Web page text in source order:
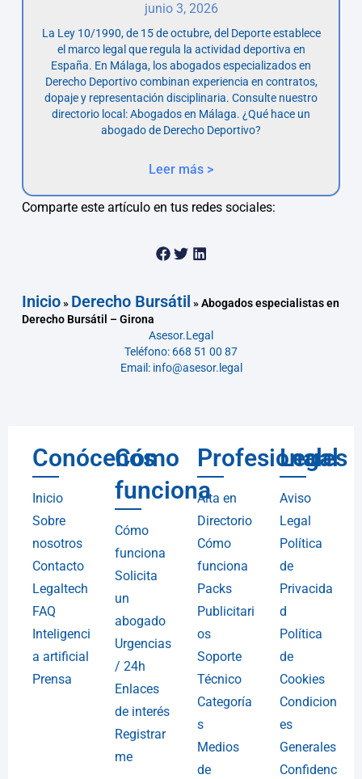
junio 3, 2026
La Ley 10/1990, de 15 de octubre, del Deporte establece
el marco legal que regula la actividad deportiva en
España. En Málaga, los abogados especializados en
Derecho Deportivo combinan experiencia en contratos,
dopaje y representación disciplinaria. Consulte nuestro
directorio local: Abogados en Málaga. ¿Qué hace un
abogado de Derecho Deportivo?
Leer más >
Comparte este artículo en tus redes sociales:
Inicio» Derecho Bursátil »Abogados especialistas en
Derecho Bursátil – Girona
Asesor.Legal
Teléfono: 668 51 00 87
Email: info@asesor.legal
Conócenos
Inicio
Sobre
nosotros
Contacto
Legaltech
FAQ
Inteligenci
a artificial
Prensa
Cómo
funciona
Cómo
funciona
Solicita
un
abogado
Urgencias
/ 24h
Enlaces
de interés
Registrar
me
Profesionales
Alta en
Directorio
Cómo
funciona
Packs
Publicitari
os
Soporte
Técnico
Categoría
s
Medios
de
Legal
Aviso
Legal
Política
de
Privacida
d
Política
de
Cookies
Condicion
es
Generales
Confidenc